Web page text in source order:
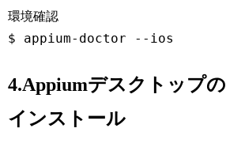
環境確認
4.Appiumデスクトップの
インストール